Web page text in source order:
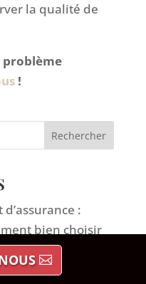
la qualité de
problème
!
Rechercher
:
bien choisir
bâtiment